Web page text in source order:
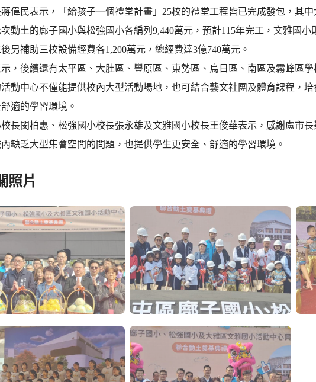
偉民表示，「給孩子一個禮堂計畫」25校的禮堂工程皆已完成發包，其
動土的廍子國小與松強國小各編列9,440萬元，預計115年完工，文雅國小
另補助三校設備經費各1,200萬元，總經費達3億740萬元。
，後續還有太平區、大肚區、豐原區、東勢區、烏日區、南區及霧峰區
動中心不僅能提供校內大型活動場地，也可結合藝文社團及體育課程，
適的學習環境。
長閔柏惠、松強國小校長張永雄及文雅國小校長王俊華表示，感謝盧市
缺乏大型集會空間的問題，也提供學生更安全、舒適的學習環境。
照片